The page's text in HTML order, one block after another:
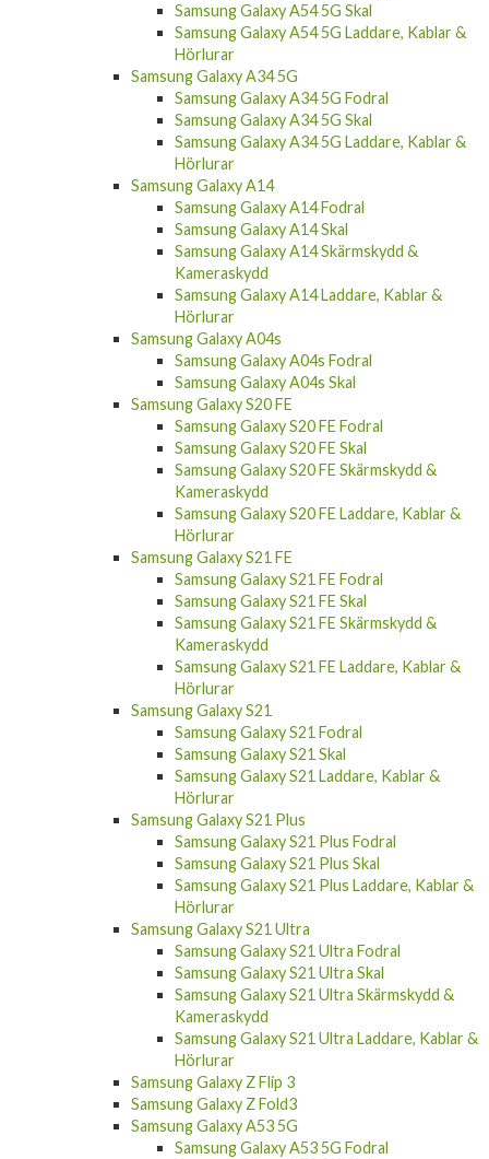
Samsung Galaxy A54 5G Skal
Samsung Galaxy A54 5G Laddare, Kablar &
Hörlurar
Samsung Galaxy A34 5G
Samsung Galaxy A34 5G Fodral
Samsung Galaxy A34 5G Skal
Samsung Galaxy A34 5G Laddare, Kablar &
Hörlurar
Samsung Galaxy A14
Samsung Galaxy A14 Fodral
Samsung Galaxy A14 Skal
Samsung Galaxy A14 Skärmskydd &
Kameraskydd
Samsung Galaxy A14 Laddare, Kablar &
Hörlurar
Samsung Galaxy A04s
Samsung Galaxy A04s Fodral
Samsung Galaxy A04s Skal
Samsung Galaxy S20 FE
Samsung Galaxy S20 FE Fodral
Samsung Galaxy S20 FE Skal
Samsung Galaxy S20 FE Skärmskydd &
Kameraskydd
Samsung Galaxy S20 FE Laddare, Kablar &
Hörlurar
Samsung Galaxy S21 FE
Samsung Galaxy S21 FE Fodral
Samsung Galaxy S21 FE Skal
Samsung Galaxy S21 FE Skärmskydd &
Kameraskydd
Samsung Galaxy S21 FE Laddare, Kablar &
Hörlurar
Samsung Galaxy S21
Samsung Galaxy S21 Fodral
Samsung Galaxy S21 Skal
Samsung Galaxy S21 Laddare, Kablar &
Hörlurar
Samsung Galaxy S21 Plus
Samsung Galaxy S21 Plus Fodral
Samsung Galaxy S21 Plus Skal
Samsung Galaxy S21 Plus Laddare, Kablar &
Hörlurar
Samsung Galaxy S21 Ultra
Samsung Galaxy S21 Ultra Fodral
Samsung Galaxy S21 Ultra Skal
Samsung Galaxy S21 Ultra Skärmskydd &
Kameraskydd
Samsung Galaxy S21 Ultra Laddare, Kablar &
Hörlurar
Samsung Galaxy Z Flip 3
Samsung Galaxy Z Fold3
Samsung Galaxy A53 5G
Samsung Galaxy A53 5G Fodral